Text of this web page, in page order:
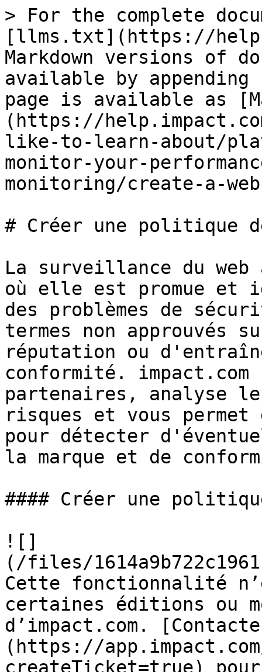
> For the complete
[llms.txt](https://
Markdown versions of
available by
page is available as
(https://
like-to-learn-about/
monitor-your-
monitoring/create-a-
# Créer une politique
La surveillance du
où elle est promue et
des problèmes de
termes non approuvés
réputation ou
conformité.
partenaires, analyse
risques et vous permet
pour détecter
la marque et de
#### Créer une
![]
(/files/
Cette fonctionnalité
certaines éditions ou
d’impact.com.
(https://
createTicket=true)